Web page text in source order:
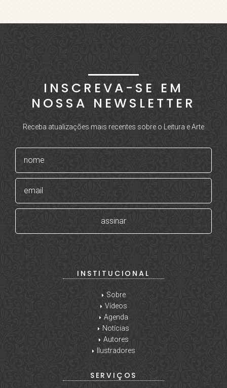
INSCREVA-SE EM
NOSSA NEWSLETTER
Receba atualizações mais recentes sobre o Leitura e Arte
INSTITUCIONAL
Sobre
Vídeos
Agenda
Notícias
Autores
Ilustradores
SERVIÇOS